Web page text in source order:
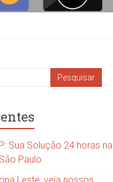
Sua Solução 24 horas na
Paulo